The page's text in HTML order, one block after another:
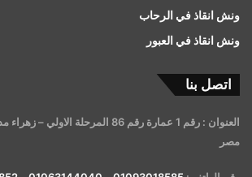
ونش انقاذ في الرحاب
ونش انقاذ في العبور
اتصل بنا
العنوان : رقم 1 عمارة رقم 86 المرحلة
مصر